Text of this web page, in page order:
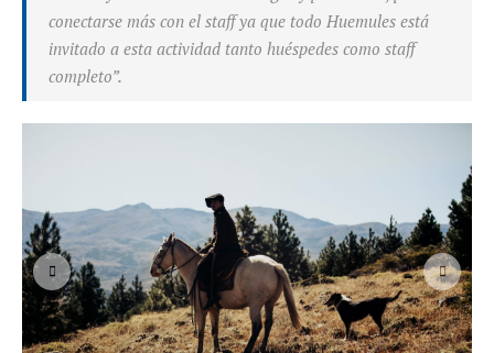
conectarse más con el staff ya que todo Huemules está
invitado a esta actividad tanto huéspedes como staff
completo”.